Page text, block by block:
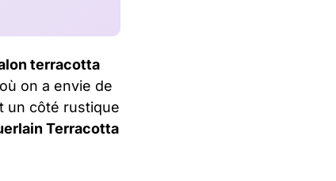
terracotta
on a envie de
un côté rustique
Terracotta